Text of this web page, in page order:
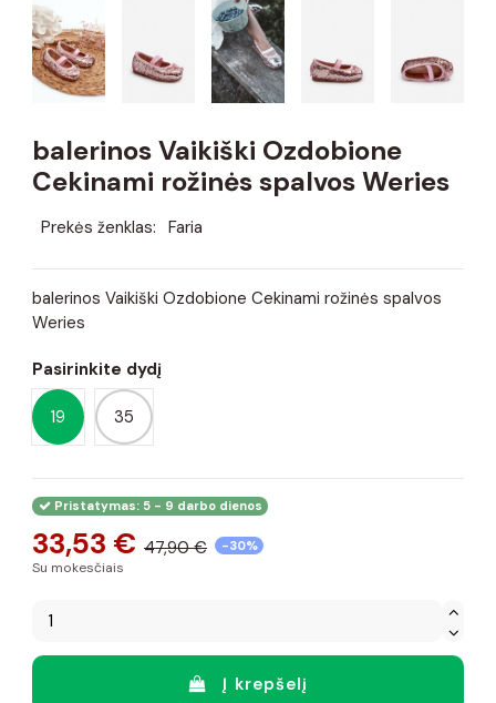
balerinos Vaikiški Ozdobione
Cekinami rožinės spalvos Weries
Prekės ženklas: Faria
balerinos Vaikiški Ozdobione Cekinami rožinės spalvos
Weries
Pasirinkite dydį
19 35
Pristatymas: 5 - 9 darbo dienos
33,53 € 47,90 € -30%
Su mokesčiais
Į krepšelį